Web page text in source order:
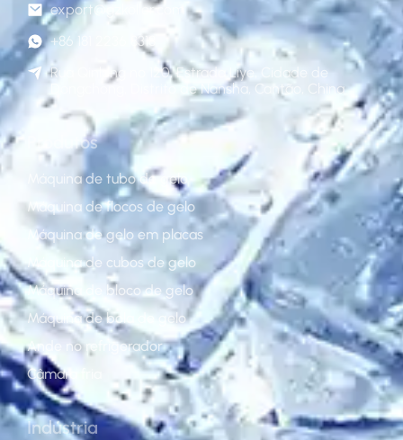
export@gzkoller.com
+86 181 2236 8318
Rua Qinlong nº 120, Estrada Liye, Cidade de
Dongchong, Distrito de Nansha, Cantão, China
Produtos
Máquina de tubo de gelo
Máquina de flocos de gelo
Máquina de gelo em placas
Máquina de cubos de gelo
Máquina de bloco de gelo
Máquina de bola de gelo
Ande no refrigerador
Câmara fria
Indústria